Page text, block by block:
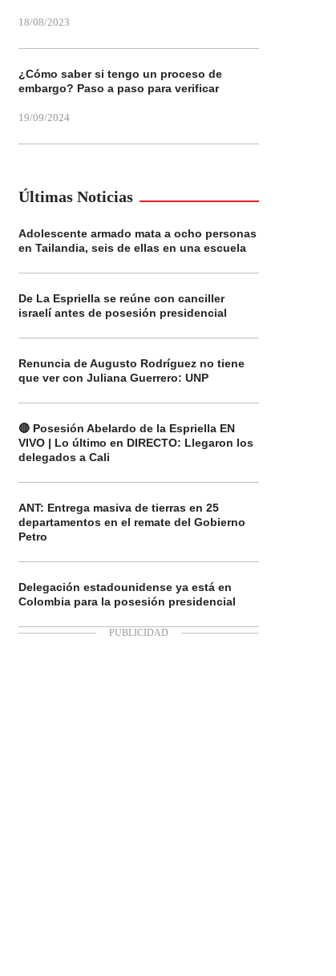
18/08/2023
¿Cómo saber si tengo un proceso de
embargo? Paso a paso para verificar
19/09/2024
Últimas Noticias
Adolescente armado mata a ocho personas
en Tailandia, seis de ellas en una escuela
De La Espriella se reúne con canciller
israelí antes de posesión presidencial
Renuncia de Augusto Rodríguez no tiene
que ver con Juliana Guerrero: UNP
🔴 Posesión Abelardo de la Espriella EN
VIVO | Lo último en DIRECTO: Llegaron los
delegados a Cali
ANT: Entrega masiva de tierras en 25
departamentos en el remate del Gobierno
Petro
Delegación estadounidense ya está en
Colombia para la posesión presidencial